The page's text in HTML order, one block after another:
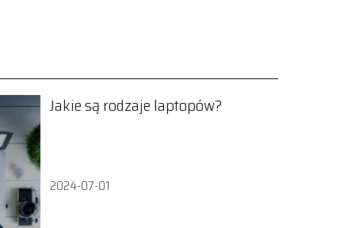
Jakie są rodzaje laptopów?
2024-07-01